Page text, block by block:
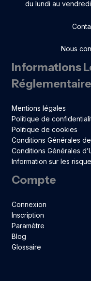
du lundi au
Nous
Informations
Mentions légales
Politique de
Politique de cookies
Conditions Générales
Conditions Générales
Information sur les
Compte
Connexion
Inscription
Paramètre
Blog
Glossaire